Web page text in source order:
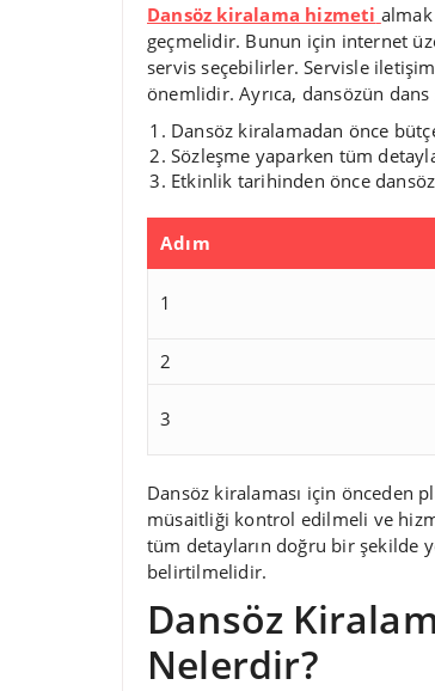
Dansöz kiralama hizmeti
geçmelidir. Bunun için internet
servis seçebilirler. Servisle
önemlidir. Ayrıca, dansözün
Dansöz kiralamadan önce
Sözleşme yaparken tüm
Etkinlik tarihinden önce
Adım
1
2
3
Dansöz kiralaması için önceden
müsaitliği kontrol edilmeli ve
tüm detayların doğru bir şekilde
belirtilmelidir.
Dansöz
Nelerdir?